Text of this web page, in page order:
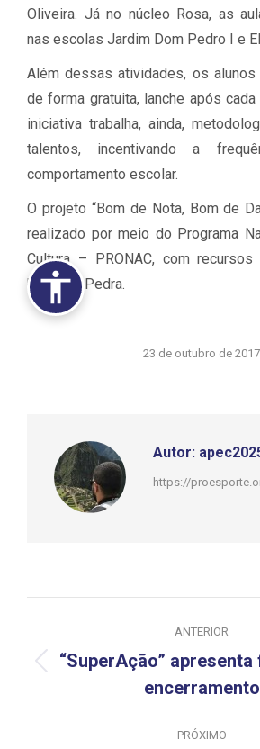
Oliveira. Já no núcleo Rosa, as
nas escolas Jardim Dom Pedro I e
Além dessas atividades, os alunos
de forma gratuita, lanche após
iniciativa trabalha, ainda,
talentos, incentivando a
comportamento escolar.
O projeto “Bom de Nota, Bom de
realizado por meio do Programa
Cultura – PRONAC, com
Usina da Pedra.
23 de outubro de 2017
Autor:
https://
de
ANTERIOR
Post
anterior:
“SuperAção”
encerramento
PRÓXIMO